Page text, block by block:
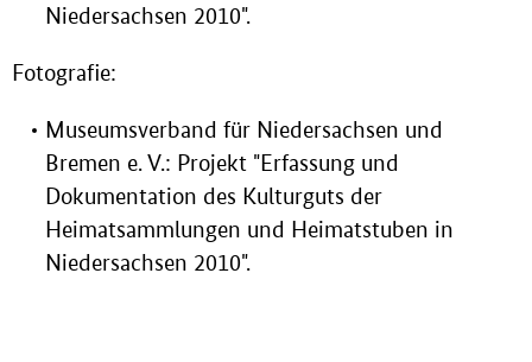
Niedersachsen 2010".
Fotografie:
Museumsverband für Niedersachsen und
Bremen e. V.: Projekt "Erfassung und
Dokumentation des Kulturguts der
Heimatsammlungen und Heimatstuben in
Niedersachsen 2010".